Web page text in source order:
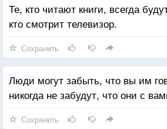
Те, кто читают книги, всегда
кто смотрит телевизор.
Сохранить
Люди могут забыть, что вы им
никогда не забудут, что они с
Сохранить